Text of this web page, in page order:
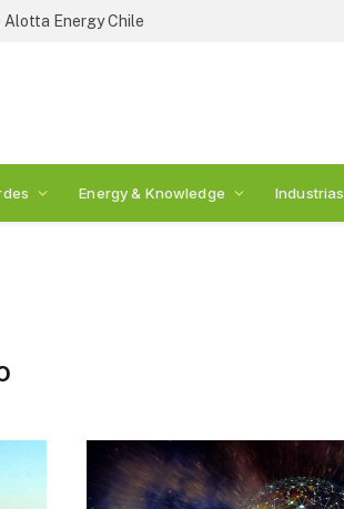
Alotta Energy Chile
Energy & Knowledge Industrias